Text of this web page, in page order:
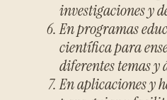
investigaciones y
En programas
científica para
diferentes temas y
En aplicaciones y